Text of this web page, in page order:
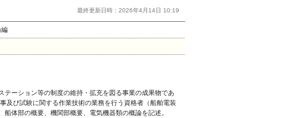
最終更新日時：2026年4月14日 10:19
編
ーション等の制度の維持・拡充を図る事業の成果物であ
及び試験に関する作業技術の業務を行う資格者（船舶電装
体部の概要、機関部概要、電気機器類の概論を記述。